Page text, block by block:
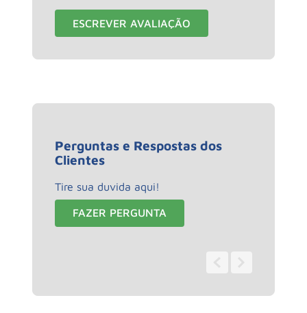
ESCREVER AVALIAÇÃO
Perguntas e Respostas dos
Clientes
Tire sua duvida aqui!
FAZER PERGUNTA